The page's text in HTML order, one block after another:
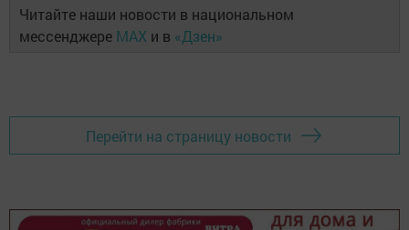
Читайте наши новости в национальном
мессенджере MAX и в «Дзен»
Перейти на страницу новости